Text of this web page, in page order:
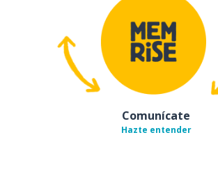
Comunícate
Hazte entender